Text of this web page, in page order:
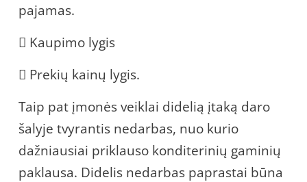
pajamas.
 Kaupimo lygis
 Prekių kainų lygis.
Taip pat įmonės veiklai didelią įtaką daro
šalyje tvyrantis nedarbas, nuo kurio
dažniausiai priklauso konditerinių gaminių
paklausa. Didelis nedarbas paprastai būna